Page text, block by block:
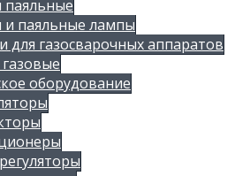
и паяльные лампы
для газосварочных аппаратов
оборудование